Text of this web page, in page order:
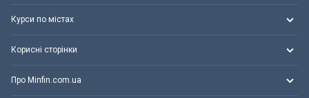
Курси по містах
Корисні сторінки
Про Minfin.com.ua